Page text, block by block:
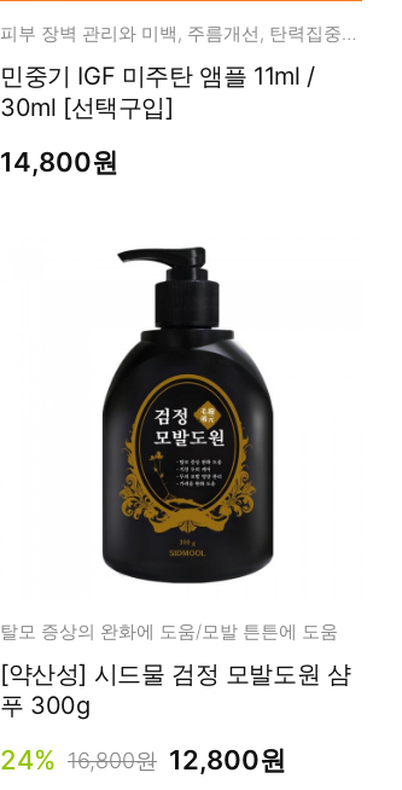
피부 장벽 관리와 미백, 주름개선, 탄력집중관리
민중기 IGF 미주탄 앰플 11ml /
30ml [선택구입]
14,800원
탈모 증상의 완화에 도움/모발 튼튼에 도움
[약산성] 시드물 검정 모발도원 샴
푸 300g
24% 16,800원 12,800원